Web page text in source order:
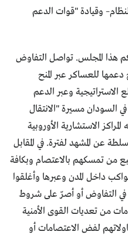
وقيادة "قوات الدعم
هذا المجلس. تواصل التفاوض
للعساكر عبر المنح
الاستراتيجية وعبر الدعم
السودان مسيرة "الانتقال
الاستشارية الأوروبية
عن المشهد لفترة. في المقابل
من تمسكهم بالاعتصام وبكافة
داخل المدن وعبرها وأغلقوا
في التفاوض أو أصرّ على شروط
من تعديات القوى الأمنية
لفض الاعتصامات أو